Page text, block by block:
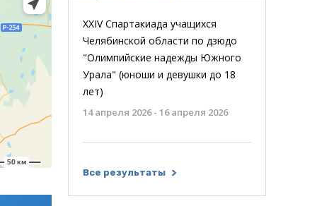
XXIV Спартакиада учащихся
Челябинской области по дзюдо
"Олимпийские надежды Южного
Урала" (юноши и девушки до 18
лет)
14 апреля 2026 - 16 апреля 2026
Все результаты